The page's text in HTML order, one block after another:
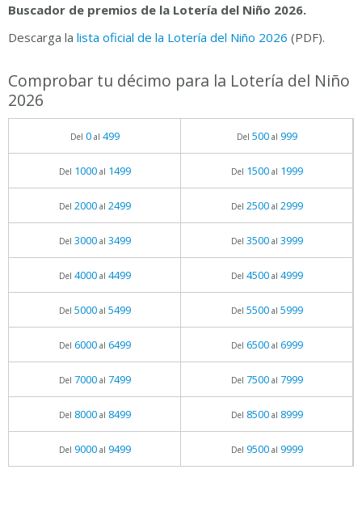
Buscador de premios de la Lotería del Niño 2026.
Descarga la lista oficial de la Lotería del Niño 2026 (PDF).
Comprobar tu décimo para la Lotería del Niño
2026
Del 0al 499 Del 500al 999
Del 1000al 1499 Del 1500al 1999
Del 2000al 2499 Del 2500al 2999
Del 3000al 3499 Del 3500al 3999
Del 4000al 4499 Del 4500al 4999
Del 5000al 5499 Del 5500al 5999
Del 6000al 6499 Del 6500al 6999
Del 7000al 7499 Del 7500al 7999
Del 8000al 8499 Del 8500al 8999
Del 9000al 9499 Del 9500al 9999